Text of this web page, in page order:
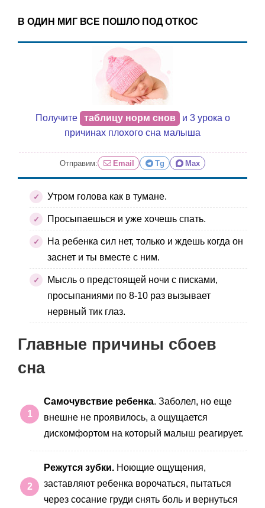
В ОДИН МИГ ВСЕ ПОШЛО ПОД ОТКОС
Получите таблицу норм снов
и 3 урока о
причинах плохого сна малыша
Отправим: Email Tg Max
Утром голова как в тумане.
Просыпаешься и уже хочешь спать.
На ребенка сил нет, только и ждешь когда он
заснет и ты вместе с ним.
Мысль о предстоящей ночи с писками,
просыпаниями по 8-10 раз вызывает
нервный тик глаз.
Главные причины сбоев
сна
Самочувствие ребенка. Заболел, но еще
внешне не проявилось, а ощущается
дискомфортом на который малыш реагирует.
Режутся зубки. Ноющие ощущения,
заставляют ребенка ворочаться, пытаться
через сосание груди снять боль и вернуться